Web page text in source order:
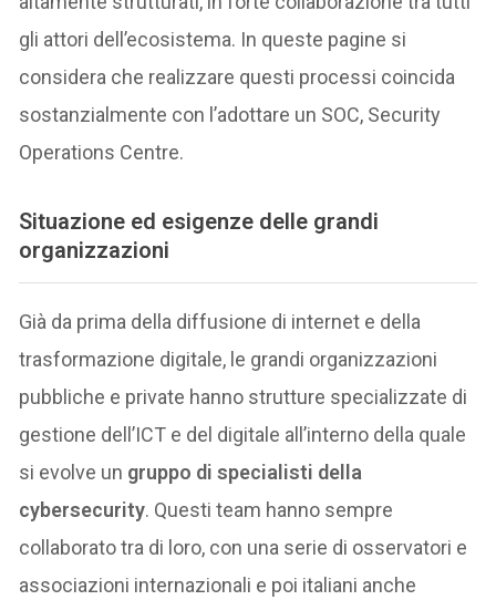
gli attori dell’ecosistema. In queste pagine si
considera che realizzare questi processi coincida
sostanzialmente con l’adottare un SOC, Security
Operations Centre.
Situazione ed esigenze delle grandi
organizzazioni
Già da prima della diffusione di internet e della
trasformazione digitale, le grandi organizzazioni
pubbliche e private hanno strutture specializzate di
gestione dell’ICT e del digitale all’interno della quale
si evolve un gruppo di specialisti della
cybersecurity. Questi team hanno sempre
collaborato tra di loro, con una serie di osservatori e
associazioni internazionali e poi italiani anche